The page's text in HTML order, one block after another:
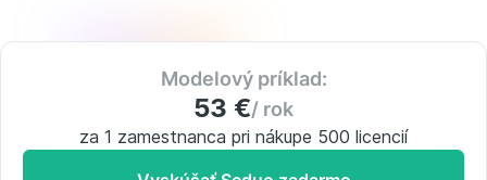
Modelový príklad:
53 €/ rok
za 1 zamestnanca pri nákupe 500 licencií